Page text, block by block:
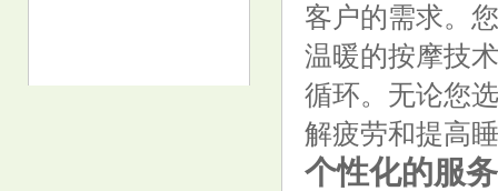
客户的需求。
温暖的按摩技
循环。无论您
解疲劳和提高
个性化的服